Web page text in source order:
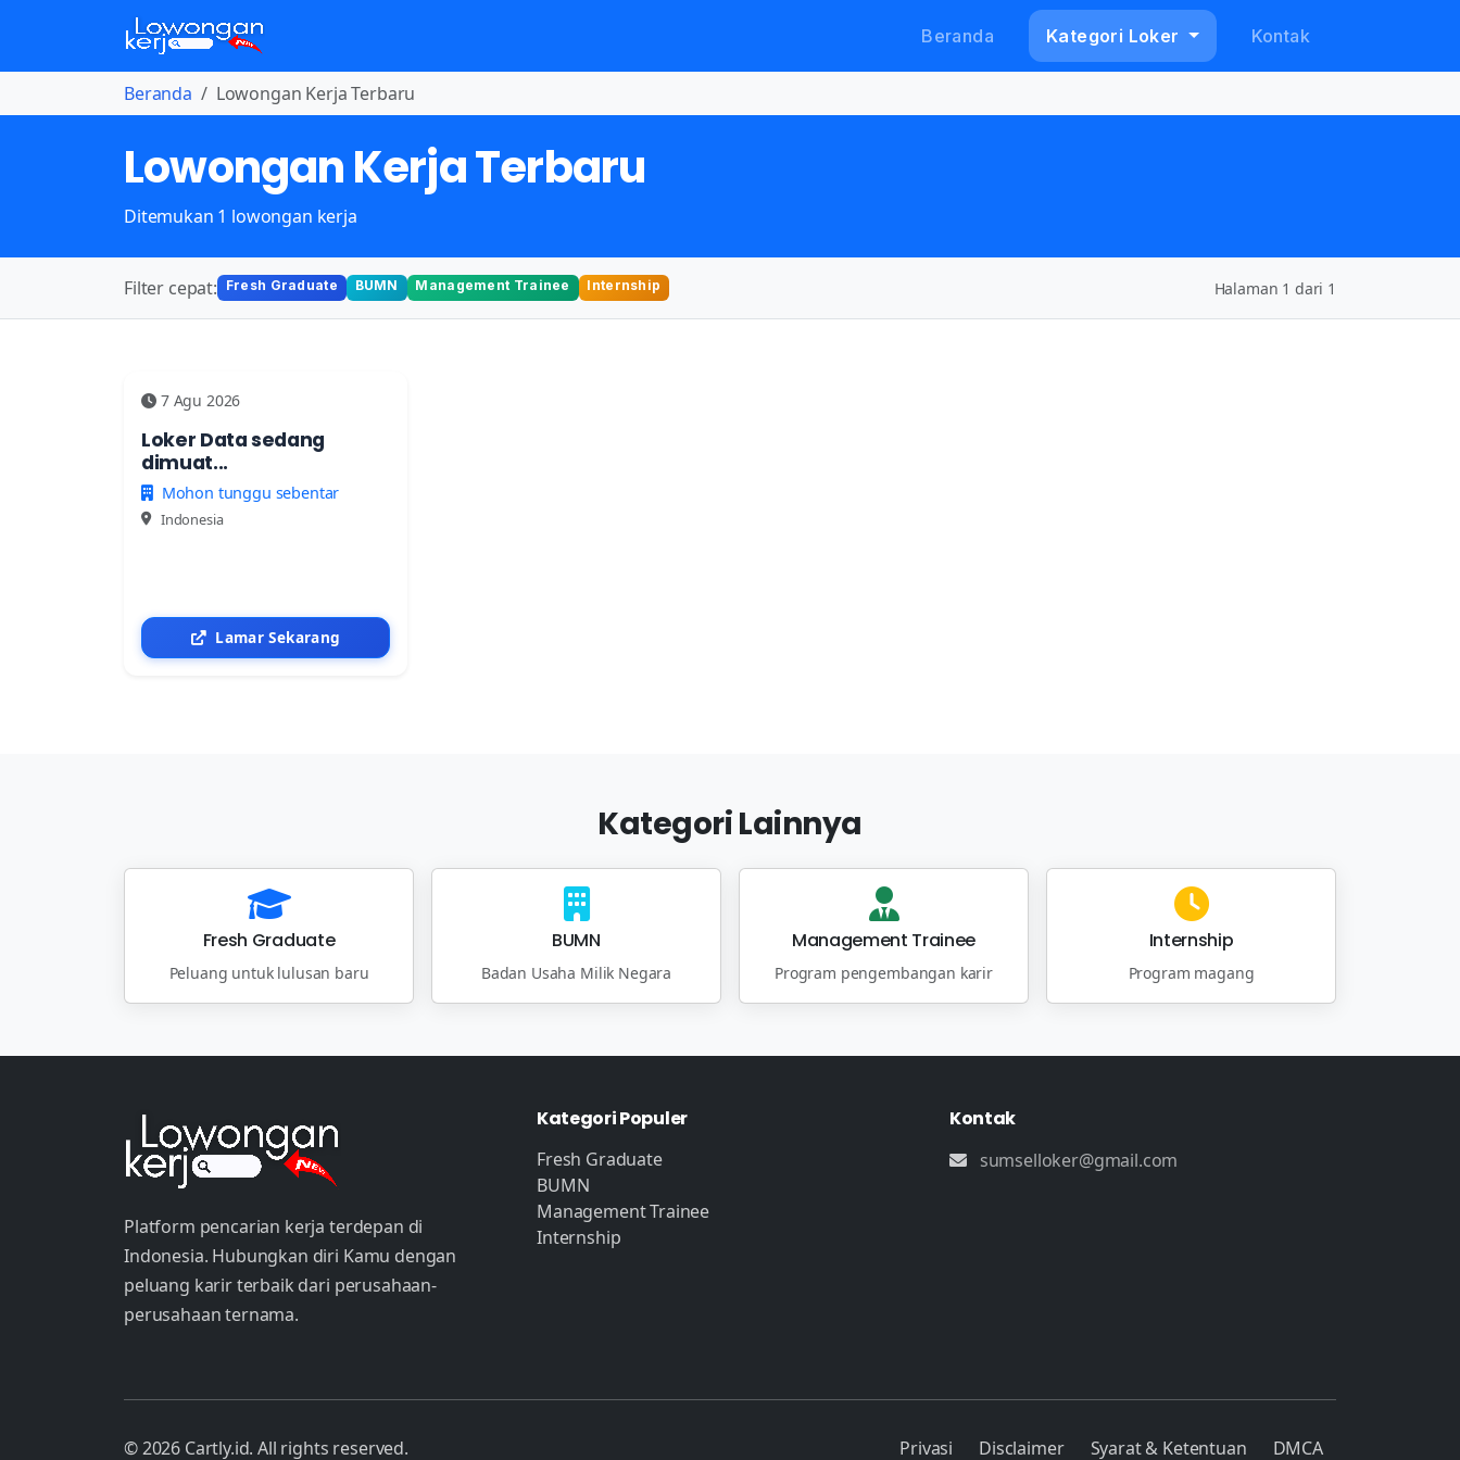
Beranda Kategori Loker Kontak
Beranda Lowongan Kerja Terbaru
Lowongan Kerja Terbaru
Ditemukan 1 lowongan kerja
Filter cepat: Fresh Graduate BUMN Management Trainee Internship Halaman 1 dari 1
7 Agu 2026
Loker Data sedang
dimuat...
Mohon tunggu sebentar
Indonesia
Lamar Sekarang
Kategori Lainnya
Fresh Graduate
Peluang untuk lulusan baru
BUMN
Badan Usaha Milik Negara
Management Trainee
Program pengembangan karir
Internship
Program magang
Platform pencarian kerja terdepan di
Indonesia. Hubungkan diri Kamu dengan
peluang karir terbaik dari perusahaan-
perusahaan ternama.
Kategori Populer
Fresh Graduate
BUMN
Management Trainee
Internship
Kontak
sumselloker@gmail.com
© 2026 Cartly.id. All rights reserved. Privasi Disclaimer Syarat & Ketentuan DMCA